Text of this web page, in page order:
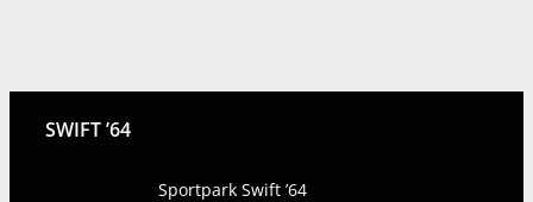
SWIFT ’64
Sportpark Swift ’64